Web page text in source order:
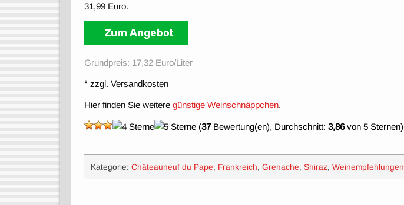
31,99 Euro.
Grundpreis: 17,32 Euro/Liter
* zzgl. Versandkosten
Hier finden Sie weiteregünstige Weinschnäppchen.
(37Bewertung(en), Durchschnitt:3,86von 5 Sternen)
Kategorie: Châteauneuf du Pape, Frankreich, Grenache, Shiraz, Weinempfehlungen